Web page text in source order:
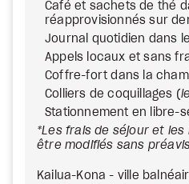
Café et sachets de thé
réapprovisionnés sur
Journal quotidien dans le
Appels locaux et sans
Coffre-fort dans la
Colliers de coquillages (
Stationnement en libre-
*Les frais de séjour et
être modifiés sans
Kailua-Kona - ville